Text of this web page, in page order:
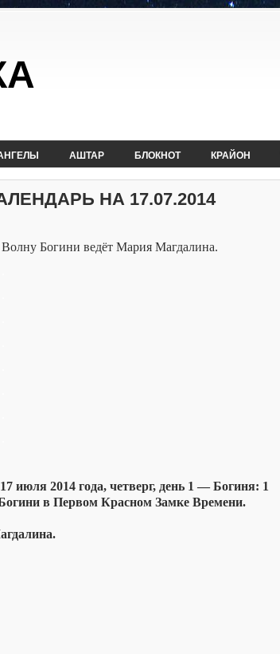
АШТАР БЛОКНОТ КРАЙОН
НА 17.07.2014
Волну Богини ведёт Мария Магдалина.
июля 2014 года, четверг, день 1 — Богиня: 1
в Первом Красном Замке Времени.